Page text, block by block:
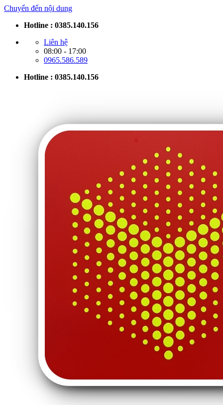
Chuyển đến nội dung
Hotline : 0385.140.156
Liên hệ
08:00 - 17:00
0965.586.589
Hotline : 0385.140.156